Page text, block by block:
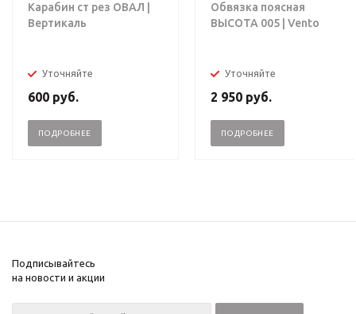
Карабин ст рез ОВАЛ |
Вертикаль
Уточняйте
600 руб.
ПОДРОБНЕЕ
Обвязка поясная
ВЫСОТА 005 | Vento
Уточняйте
2 950 руб.
ПОДРОБНЕЕ
Подписывайтесь
на новости и акции